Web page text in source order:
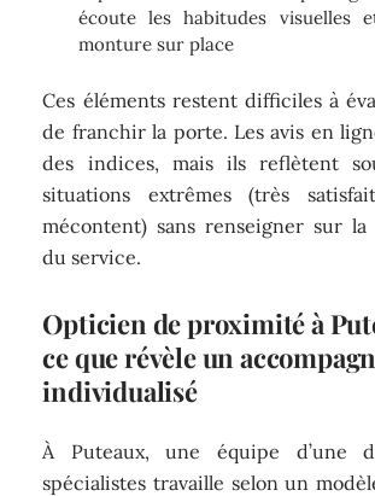
écoute les habitudes visuelles
monture sur place
Ces éléments restent difficiles à
de franchir la porte. Les avis en
des indices, mais ils reflètent
situations extrêmes (très
mécontent) sans renseigner sur la
du service.
Opticien de proximité à
ce que révèle un
individualisé
À Puteaux, une équipe d’une
spécialistes travaille selon un